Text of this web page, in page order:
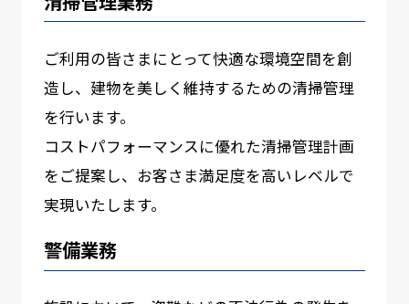
ご利用の皆さまにとって快適な環境空間を創
造し、建物を美しく維持するための清掃管理
を行います。
コストパフォーマンスに優れた清掃管理計画
をご提案し、お客さま満足度を高いレベルで
実現いたします。
警備業務